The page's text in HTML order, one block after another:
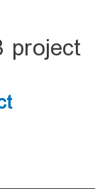
project